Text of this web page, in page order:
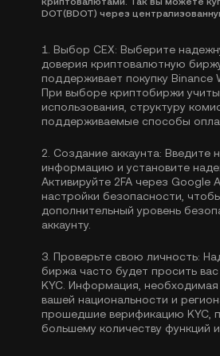
DOT(BDOT) через
1. Выбор CEX: Выберите
доверия криптовалютную
поддерживает покупку Binance
При выборе криптобиржи
использования, структуру
поддерживаемые способы
2. Создание аккаунта: Введите
информацию и установите
Активируйте 2FA через Google
настройки безопасности,
дополнительный уровень
аккаунту.
3. Проверьте свою личность:
биржа часто будет просить
KYC . Информация,
вашей национальности и
прошедшие верификацию KYC,
большему количеству функций